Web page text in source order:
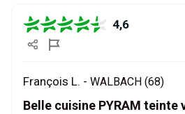
4,6
François L. - WALBACH (68)
Belle cuisine PYRAM